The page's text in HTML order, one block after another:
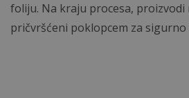
foliju. Na kraju procesa, proizvodi
pričvršćeni poklopcem za